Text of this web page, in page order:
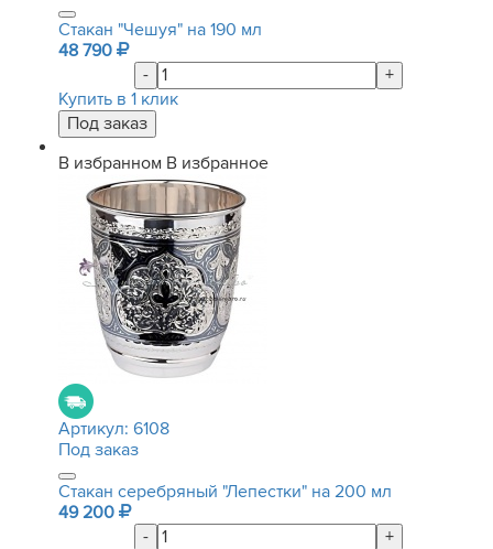
Стакан "Чешуя" на 190 мл
48 790
-
+
Купить в 1 клик
В избранном В избранное
Артикул: 6108
Под заказ
Стакан серебряный "Лепестки" на 200 мл
49 200
-
+